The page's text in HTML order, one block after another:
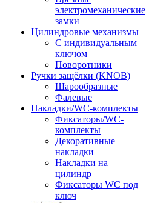
электромеханические
замки
Цилиндровые механизмы
С индивидуальным
ключом
Поворотники
Ручки защёлки (KNOB)
Шарообразные
Фалевые
Накладки/WC-комплекты
Фиксаторы/WC-
комплекты
Декоративные
накладки
Накладки на
цилиндр
Фиксаторы WC под
ключ